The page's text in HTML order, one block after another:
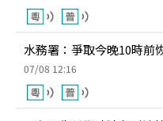
水務署：爭取今晚10時前
07/08 12:16